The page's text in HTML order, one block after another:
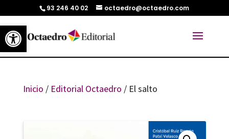
Abrir barra de herramientas
93 246 40 02 octaedro@octaedro.com
Inicio / Editorial Octaedro / El salto